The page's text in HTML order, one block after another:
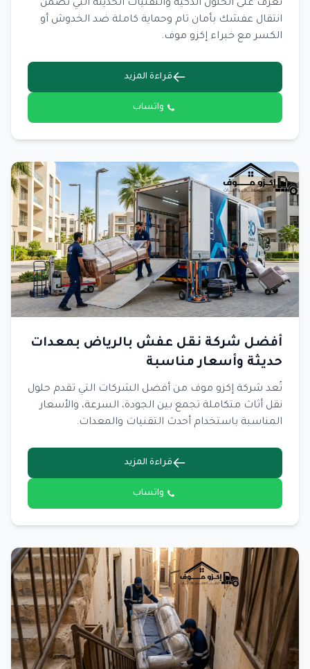
تعرف على الحلول الذكية والتقنيات الحديثة التي تضمن
انتقال عفشك بأمان تام وحماية كاملة ضد الخدوش أو
الكسر مع خبراء إكزو موف.
قراءة المزيد
واتساب
أفضل شركة نقل عفش بالرياض بمعدات
حديثة وأسعار مناسبة
تُعد شركة إكزو موف من أفضل الشركات التي تقدم حلول
نقل أثاث متكاملة تجمع بين الجودة، السرعة، والأسعار
المناسبة باستخدام أحدث التقنيات والمعدات.
قراءة المزيد
واتساب